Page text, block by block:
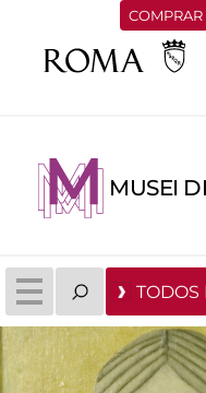
COMPRAR
MUSEI
TODOS